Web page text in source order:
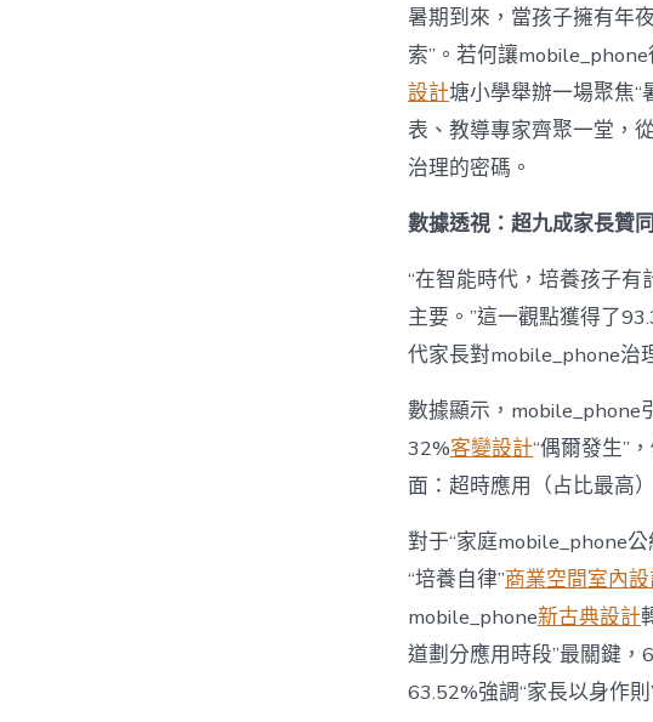
暑期到來，當孩子擁有年
索”。若何讓
設計塘小學舉辦一場聚焦
表、教導專家齊聚一堂，
治理的密碼。
數據透視：超九成家長贊
“在智能時代，培養孩子
主要。”這一觀點獲得了
代家長對mobile_phone治
數據顯示，mobile_phone
32%客變設計“偶爾發生”
面：超時應用（占比最高
對于“家庭mobile_phone
“培養自律”商業空間室內
mobile_phone新古典設計
道劃分應用時段”最關鍵，
63.52%強調“家長以身作則